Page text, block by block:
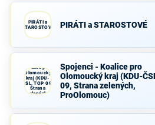
PIRÁTI a
STAROSTOVÉ
PIRÁTI a STAROSTOVÉ
Koalice pro
Olomoucký
kraj (KDU-
ČSL, TOP 09,
Strana
zelených,
Spojenci - Koalice pro
Olomoucký kraj (KDU-
09, Strana zelených,
ProOlomouc)